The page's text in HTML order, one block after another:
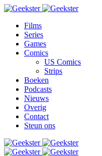
Films
Series
Games
Comics
US Comics
Strips
Boeken
Podcasts
Nieuws
Overig
Contact
Steun ons